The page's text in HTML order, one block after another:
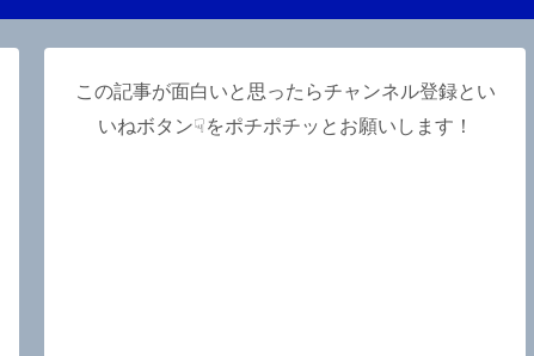
この記事が面白いと思ったらチャンネル登録とい
いねボタン☟をポチポチッとお願いします！